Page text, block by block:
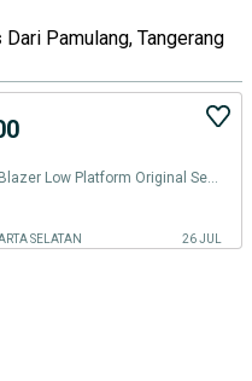
Dari Pamulang, Tangerang
SELATAN 26 JUL